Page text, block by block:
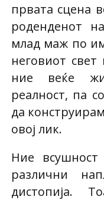
првата сцена
роденденот
млад маж по
неговиот
ние веќе
реалност, па
да
овој лик.
Ние всушност
различни
дистопија.